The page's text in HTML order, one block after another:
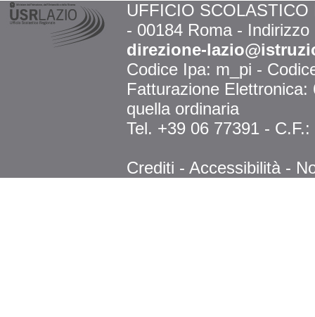
UFFICIO
- 00184 Roma -
direzione-
Codice Ipa: m_pi -
Fatturazione
quella ordinaria
Tel. +39 06 77391 -
Crediti - Accessibilità -